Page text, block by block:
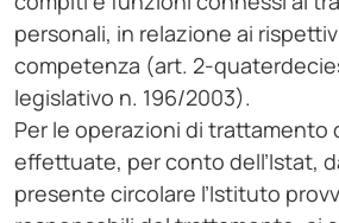
personali, in relazione ai
competenza (art. 2-
legislativo n. 196/2003).
Per le operazioni di trattamento
effettuate, per conto dell’Istat,
presente circolare l’Istituto